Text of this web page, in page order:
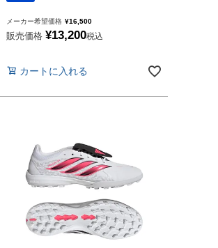
メーカー希望価格 ¥16,500
販売価格 ¥13,200税込
カートに入れる